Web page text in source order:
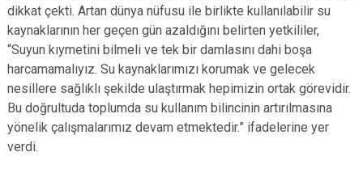
dikkat çekti. Artan dünya nüfusu ile birlikte kullanılabilir su
kaynaklarının her geçen gün azaldığını belirten yetkililer,
“Suyun kıymetini bilmeli ve tek bir damlasını dahi boşa
harcamamalıyız. Su kaynaklarımızı korumak ve gelecek
nesillere sağlıklı şekilde ulaştırmak hepimizin ortak görevidir.
Bu doğrultuda toplumda su kullanım bilincinin artırılmasına
yönelik çalışmalarımız devam etmektedir.” ifadelerine yer
verdi.